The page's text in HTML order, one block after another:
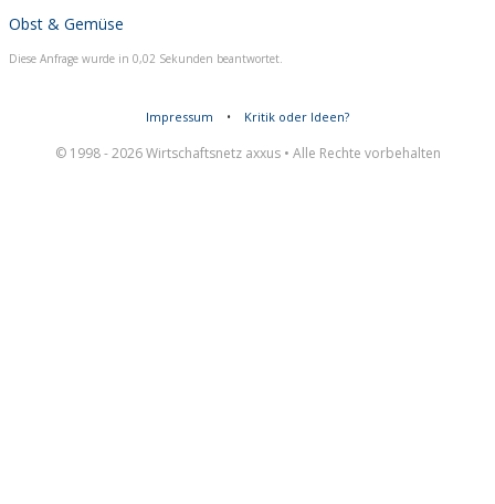
Obst & Gemüse
Diese Anfrage wurde in 0,02 Sekunden beantwortet.
Impressum • Kritik oder Ideen?
© 1998 - 2026 Wirtschaftsnetz axxus • Alle Rechte vorbehalten